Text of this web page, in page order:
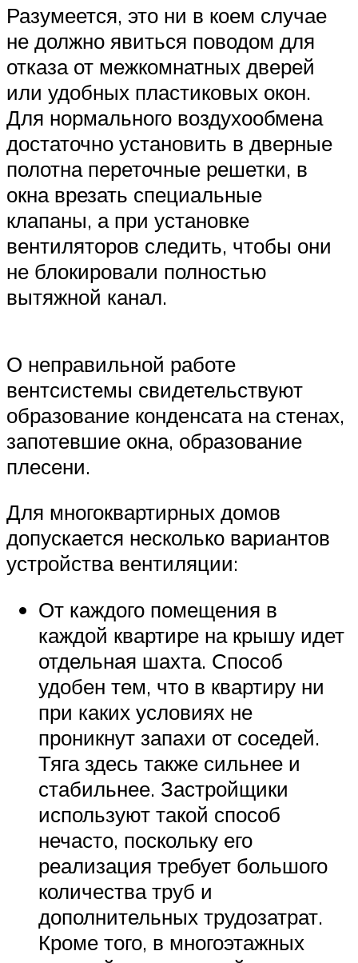
Разумеется, это ни в коем случае
не должно явиться поводом для
отказа от межкомнатных дверей
или удобных пластиковых окон.
Для нормального воздухообмена
достаточно установить в дверные
полотна переточные решетки, в
окна врезать специальные
клапаны, а при установке
вентиляторов следить, чтобы они
не блокировали полностью
вытяжной канал.
О неправильной работе
вентсистемы свидетельствуют
образование конденсата на стенах,
запотевшие окна, образование
плесени.
Для многоквартирных домов
допускается несколько вариантов
устройства вентиляции:
От каждого помещения в
каждой квартире на крышу идет
отдельная шахта. Способ
удобен тем, что в квартиру ни
при каких условиях не
проникнут запахи от соседей.
Тяга здесь также сильнее и
стабильнее. Застройщики
используют такой способ
нечасто, поскольку его
реализация требует большого
количества труб и
дополнительных трудозатрат.
Кроме того, в многоэтажных